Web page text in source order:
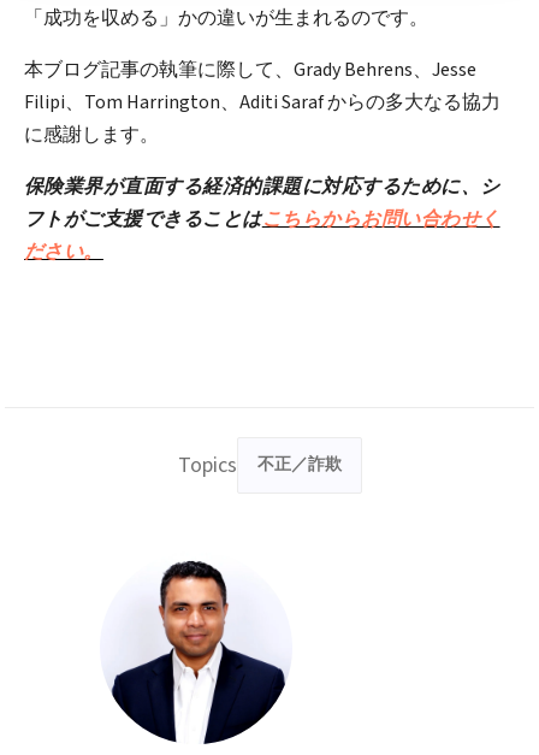
「成功を収める」かの違いが生まれるのです。
本ブログ記事の執筆に際して、Grady Behrens、Jesse
Filipi、Tom Harrington、Aditi Saraf からの多大なる協力
に感謝します。
保険業界が直面する経済的課題に対応するために、シ
フトがご支援できることはこちらからお問い合わせく
ださい。
Topics 不正／詐欺